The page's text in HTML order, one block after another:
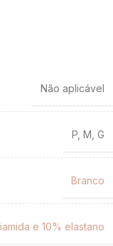
Não aplicável
P M G
Branco
e 10% elastano